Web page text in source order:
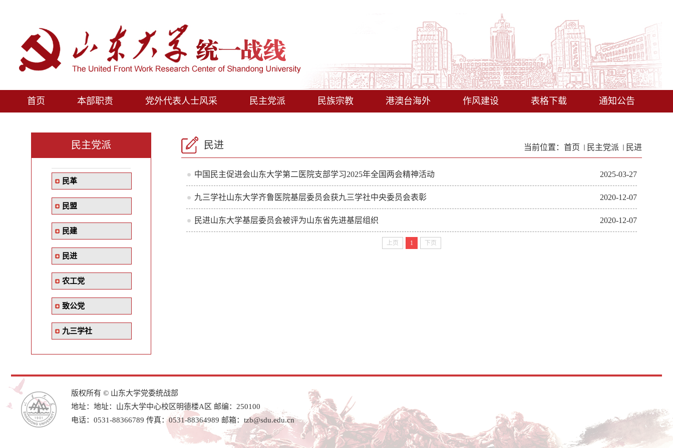
首页 本部职责 党外代表人士风采 民主党派 民族宗教 港澳台海外 作风建设 表格下载 通知公告
民主党派
民革
民盟
民建
民进
农工党
致公党
九三学社
民进 当前位置： 首页 民主党派 民进
中国民主促进会山东大学第二医院支部学习2025年全国两会精神活动 2025-03-27
九三学社山东大学齐鲁医院基层委员会获九三学社中央委员会表彰 2020-12-07
民进山东大学基层委员会被评为山东省先进基层组织 2020-12-07
上页 1 下页
版权所有 © 山东大学党委统战部
地址：地址：山东大学中心校区明德楼A区 邮编：250100
电话：0531-88366789 传真：0531-88364989 邮箱：tzb@sdu.edu.cn